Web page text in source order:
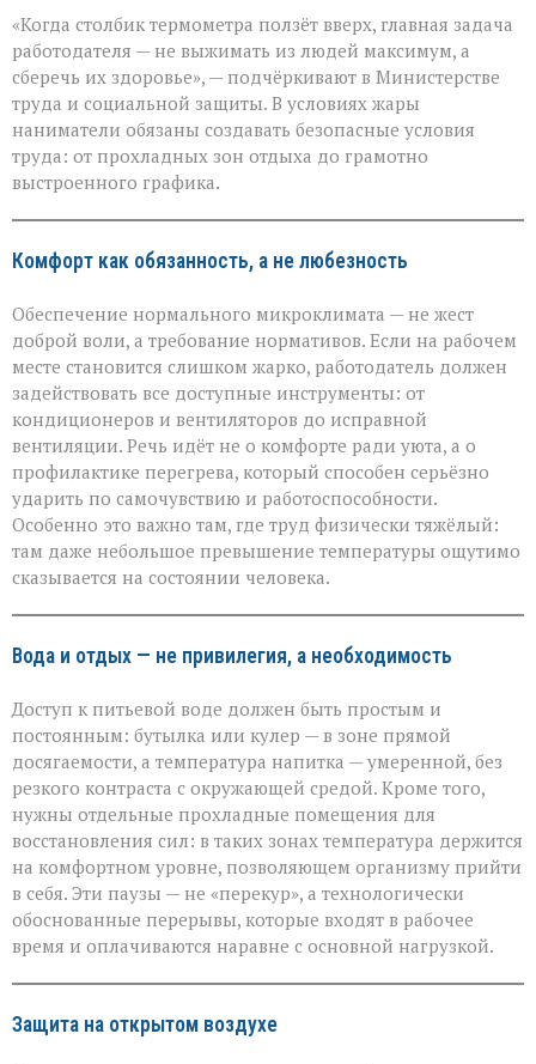
не
должна
стоить
здоровья»:
Минтруда — о
защите
работников
в
«Когда столбик термометра ползёт вверх, главная задача
работодателя — не выжимать из людей максимум, а
сберечь их здоровье», — подчёркивают в Министерстве
труда и социальной защиты. В условиях жары
наниматели обязаны создавать безопасные условия
труда: от прохладных зон отдыха до грамотно
выстроенного графика.
Комфорт как обязанность, а не любезность
Обеспечение нормального микроклимата — не жест
доброй воли, а требование нормативов. Если на рабочем
месте становится слишком жарко, работодатель должен
задействовать все доступные инструменты: от
кондиционеров и вентиляторов до исправной
вентиляции. Речь идёт не о комфорте ради уюта, а о
профилактике перегрева, который способен серьёзно
ударить по самочувствию и работоспособности.
Особенно это важно там, где труд физически тяжёлый:
там даже небольшое превышение температуры ощутимо
сказывается на состоянии человека.
Вода и отдых — не привилегия, а необходимость
Доступ к питьевой воде должен быть простым и
постоянным: бутылка или кулер — в зоне прямой
досягаемости, а температура напитка — умеренной, без
резкого контраста с окружающей средой. Кроме того,
нужны отдельные прохладные помещения для
восстановления сил: в таких зонах температура держится
на комфортном уровне, позволяющем организму прийти
в себя. Эти паузы — не «перекур», а технологически
обоснованные перерывы, которые входят в рабочее
время и оплачиваются наравне с основной нагрузкой.
Защита на открытом воздухе